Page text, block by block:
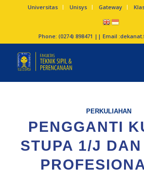
Universitas Unisys Gateway
Phone: (0274) 898471 || Email :
PERKULIAHAN
PENGGANTI
STUPA 1/J